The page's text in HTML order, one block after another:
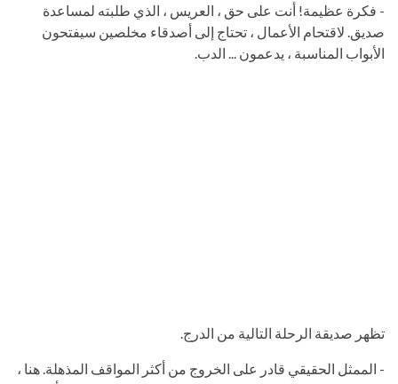
- فكرة عظيمة! أنت على حق ، العريس ، الذي طلبته لمساعدة
صديق. لاقتحام الأعمال ، تحتاج إلى أصدقاء مخلصين سيفتحون
الأبواب المناسبة ، يدعمون ... الدب.
تظهر صديقة الرحلة التالية من الدرج.
- الممثل الحقيقي قادر على الخروج من أكثر المواقف المذهلة. هنا ،